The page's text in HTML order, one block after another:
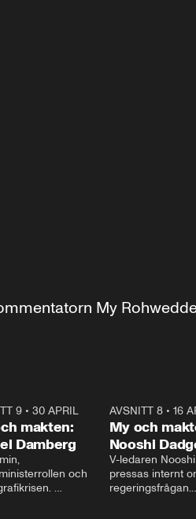
My
9• 30 APRIL
makten:
Damberg
och
AVSNITT 8• 16
My och
Nooshi
V-ledaren
pressas internt
regeringsfrågan.